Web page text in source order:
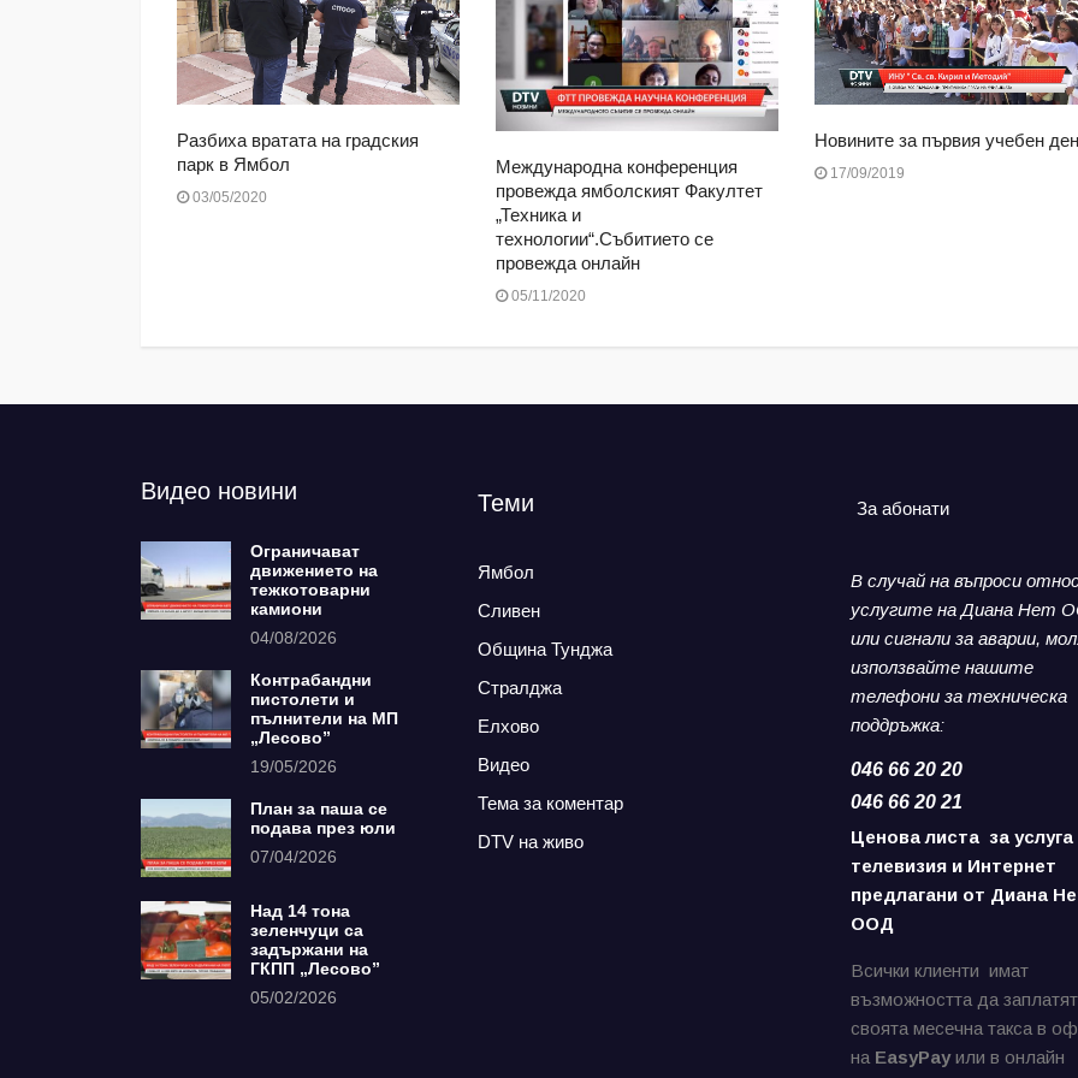
Разбиха вратата на градския
парк в Ямбол
03/05/2020
Международна конференция
провежда ямболският Факултет
„Техника и
технологии“.Събитието се
провежда онлайн
05/11/2020
Новините за първия учебен
17/09/2019
Видео новини
Ограничават
движението на
тежкотоварни
камиони
04/08/2026
Контрабандни
пистолети и
пълнители на МП
„Лесово”
19/05/2026
План за паша се
подава през юли
07/04/2026
Над 14 тона
зеленчуци са
задържани на
ГКПП „Лесово”
05/02/2026
Теми
Ямбол
Сливен
Община Тунджа
Стралджа
Елхово
Видео
Тема за коментар
DTV на живо
За абонати
В случай на въпроси
услугите на Диана Нет
или сигнали за аварии,
използвайте нашите
телефони за техническа
поддръжка:
046 66 20 20
046 66 20 21
Ценова листа за услуга
телевизия и Интернет
предлагани от Диана
ООД
Всички клиенти имат
възможността да заплатят
своята месечна такса в
на EasyPayили в онлайн